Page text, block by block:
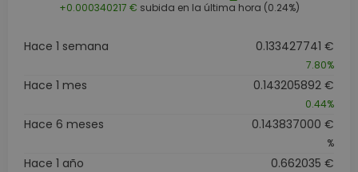
+0.000340217 € subida en la última hora (0.24%)
Hace 1 semana 0.133427741 €
7.80%
Hace 1 mes 0.143205892 €
0.44%
Hace 6 meses 0.143837000 €
%
Hace 1 año 0.662035 €